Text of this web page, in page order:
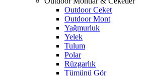
Outdoor Ceket
Outdoor Mont
Yağmurluk
Yelek
Tulum
Polar
Rüzgarlık
Tümünü Gör